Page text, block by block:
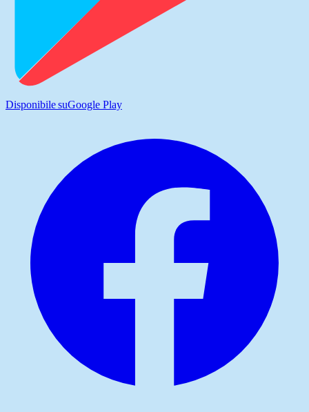
Disponibile suGoogle Play